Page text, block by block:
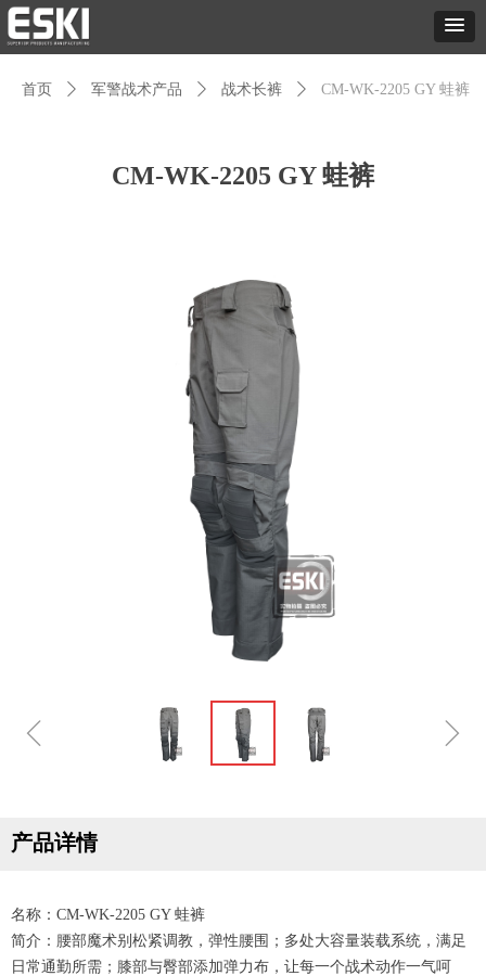
首页 ꄲ 军警战术产品 ꄲ 战术长裤 ꄲ CM-WK-2205 GY 蛙裤
ꁆ ꁇ
名称：CM-WK-2205 GY 蛙裤
简介：腰部魔术别松紧调教，弹性腰围；多处大容量装载系统，满足
日常通勤所需；膝部与臀部添加弹力布，让每一个战术动作一气呵
CM-WK-2205 GY 蛙裤
产品详情